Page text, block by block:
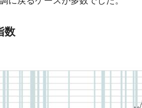
数